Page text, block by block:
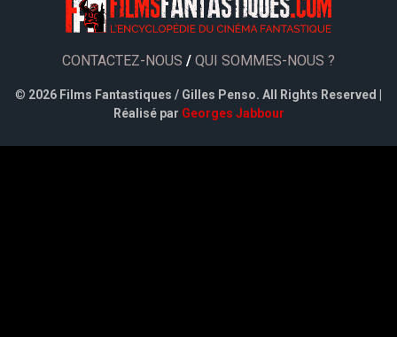
CONTACTEZ-NOUS / QUI SOMMES-NOUS ?
© 2026 Films Fantastiques / Gilles Penso. All Rights Reserved |
Réalisé par Georges Jabbour